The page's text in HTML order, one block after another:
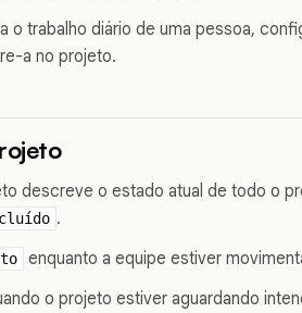
o trabalho diário de uma pessoa,
a no projeto.
descreve o estado atual de todo o
.
enquanto a equipe estiver
o projeto estiver aguardando